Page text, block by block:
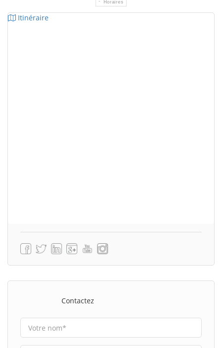
Horaires
Itinéraire
Contactez